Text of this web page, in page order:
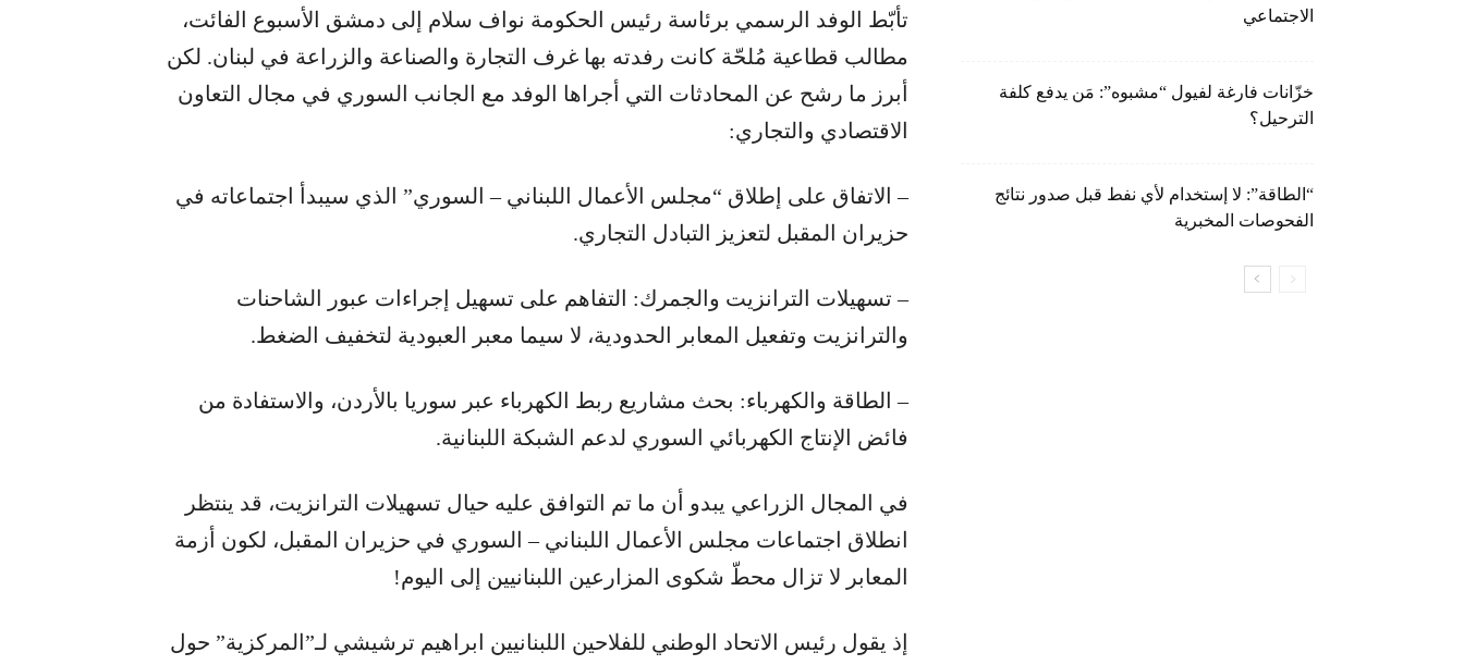
تأبّط الوفد الرسمي برئاسة رئيس الحكومة نواف سلام إلى دمشق الأسبوع الفائت،
مطالب قطاعية مُلحّة كانت رفدته بها غرف التجارة والصناعة والزراعة في لبنان. لكن
أبرز ما رشح عن المحادثات التي أجراها الوفد مع الجانب السوري في مجال التعاون
الاقتصادي والتجاري:
– الاتفاق على إطلاق “مجلس الأعمال اللبناني – السوري” الذي سيبدأ اجتماعاته في
حزيران المقبل لتعزيز التبادل التجاري.
– تسهيلات الترانزيت والجمرك: التفاهم على تسهيل إجراءات عبور الشاحنات
والترانزيت وتفعيل المعابر الحدودية، لا سيما معبر العبودية لتخفيف الضغط.
– الطاقة والكهرباء: بحث مشاريع ربط الكهرباء عبر سوريا بالأردن، والاستفادة من
فائض الإنتاج الكهربائي السوري لدعم الشبكة اللبنانية.
في المجال الزراعي يبدو أن ما تم التوافق عليه حيال تسهيلات الترانزيت، قد ينتظر
انطلاق اجتماعات مجلس الأعمال اللبناني – السوري في حزيران المقبل، لكون أزمة
المعابر لا تزال محطّ شكوى المزارعين اللبنانيين إلى اليوم!
إذ يقول رئيس الاتحاد الوطني للفلاحين اللبنانيين ابراهيم ترشيشي لـ”المركزية” حول
الاجتماعي
خزّانات فارغة لفيول “مشبوه”: مَن يدفع كلفة
الترحيل؟
“الطاقة”: لا إستخدام لأي نفط قبل صدور نتائج
الفحوصات المخبرية